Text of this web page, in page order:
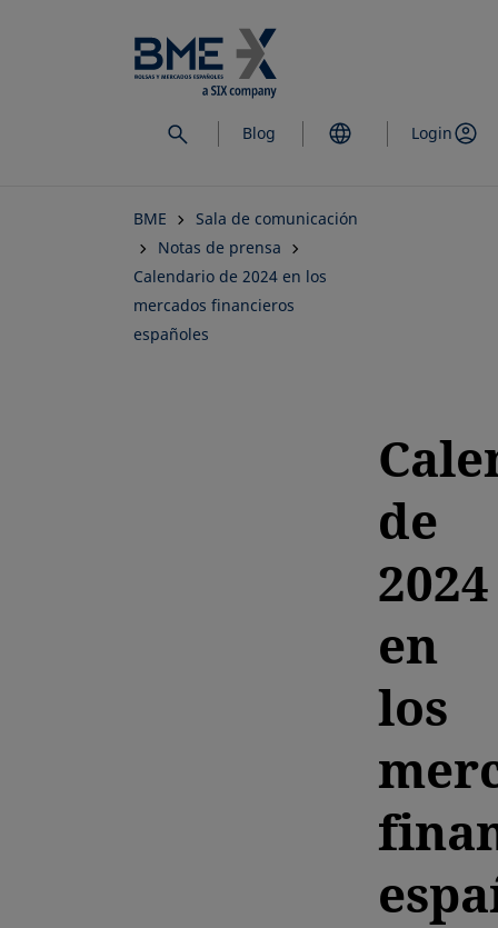
al
contenido
principal
Blog Login
BME
Sala de comunicación
Notas de prensa
Calendario de 2024 en los
mercados financieros
españoles
de
2024
en
los